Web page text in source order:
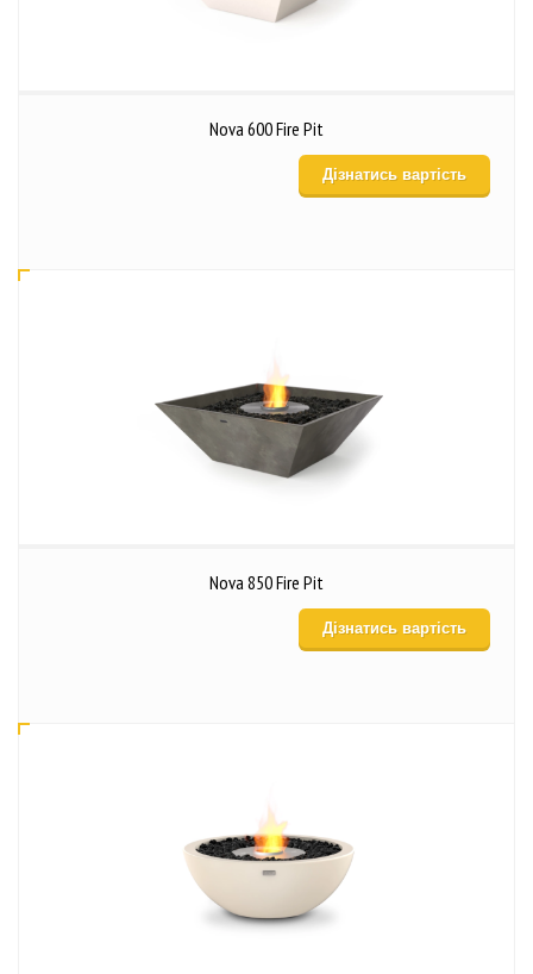
Nova 600 Fire Pit
Дізнатись вартість
Nova 850 Fire Pit
Дізнатись вартість